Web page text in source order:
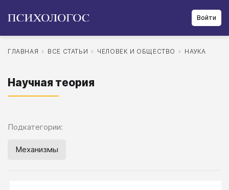
Войти
ГЛАВНАЯ ВСЕ СТАТЬИ ЧЕЛОВЕК И ОБЩЕСТВО НАУКА
Научная теория
Подкатегории:
Механизмы